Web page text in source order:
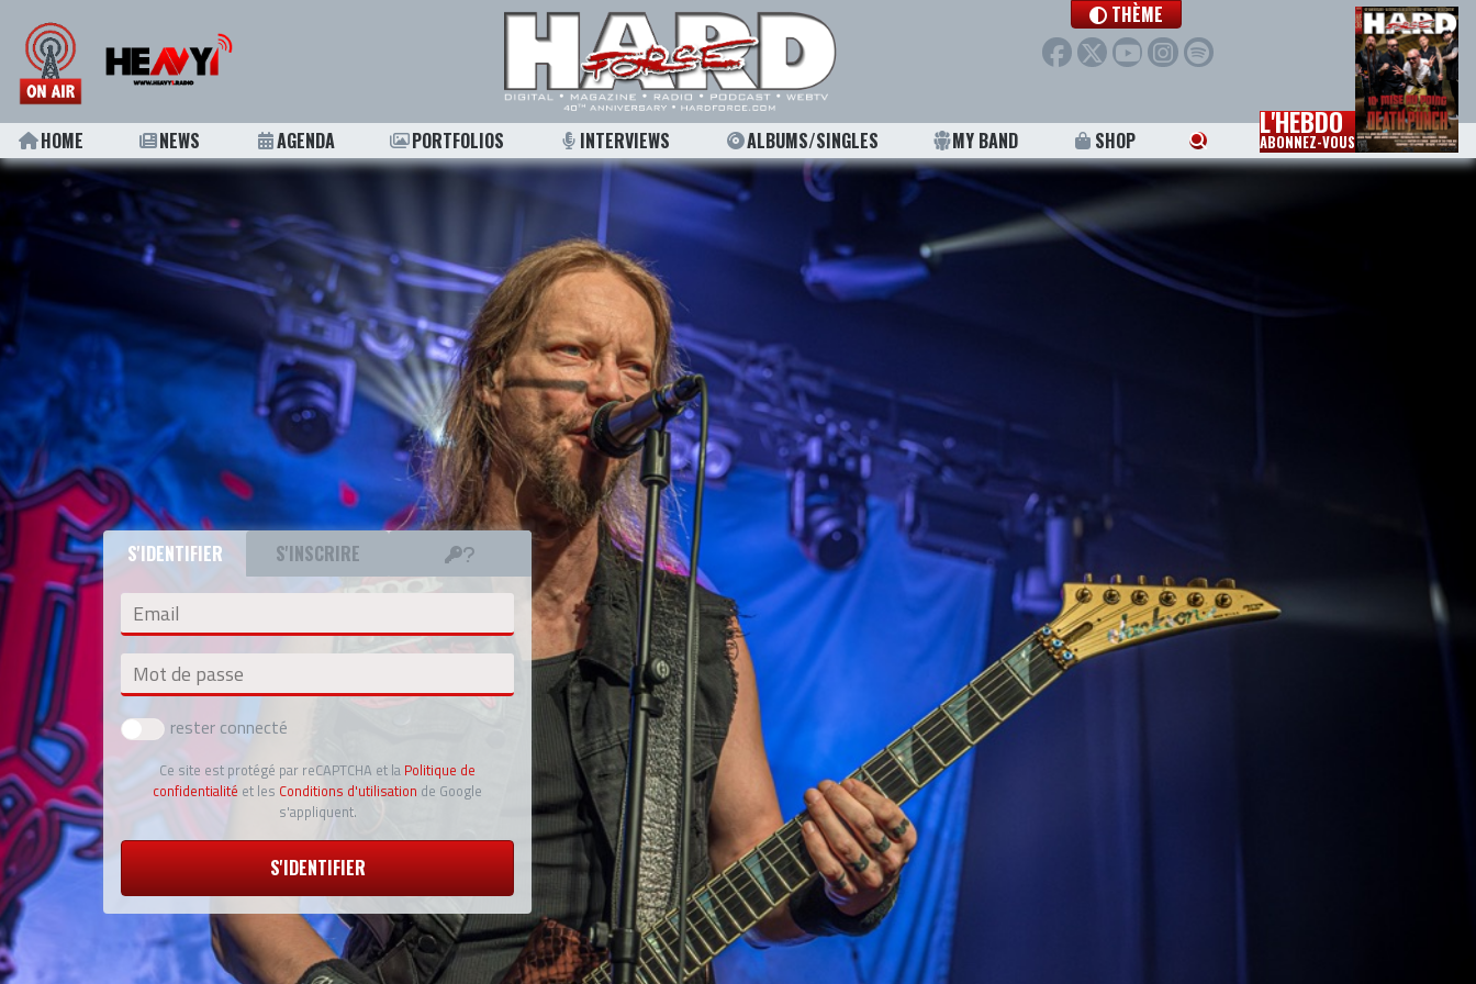
THÈME
HOME NEWS AGENDA PORTFOLIOS INTERVIEWS ALBUMS/SINGLES MY BAND SHOP L'HEBDO
ABONNEZ-VOUS
S'IDENTIFIER S'INSCRIRE
Email
Mot de passe
rester connecté
Ce site est protégé par reCAPTCHA et la Politique de
confidentialité et les Conditions d'utilisation de Google
s'appliquent.
S'IDENTIFIER